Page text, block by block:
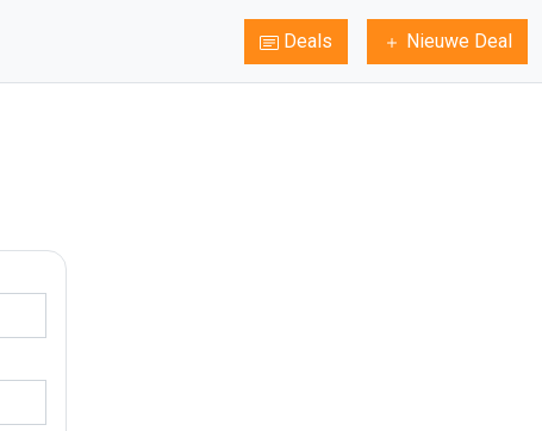
Deals Nieuwe Deal